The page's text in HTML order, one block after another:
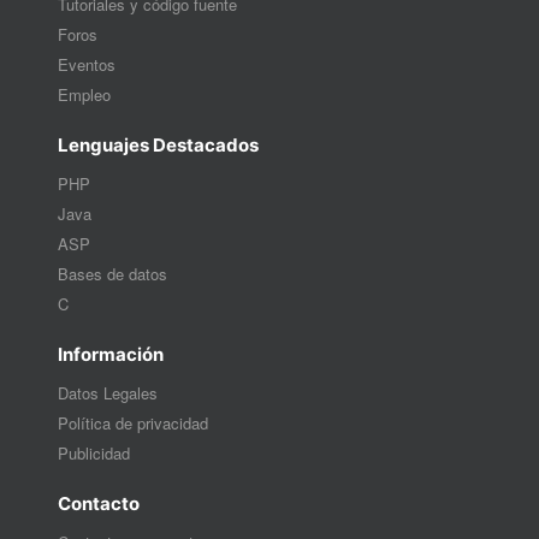
Foros
Eventos
Empleo
Lenguajes Destacados
PHP
Java
ASP
Bases de datos
C
Información
Datos Legales
Política de privacidad
Publicidad
Contacto